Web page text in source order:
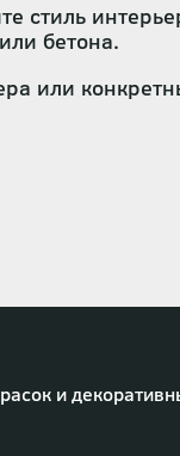
стиль
бетона.
или
и